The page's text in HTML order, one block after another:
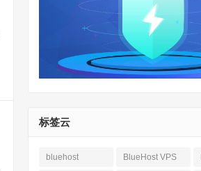
标签云
bluehost BlueHost VPS